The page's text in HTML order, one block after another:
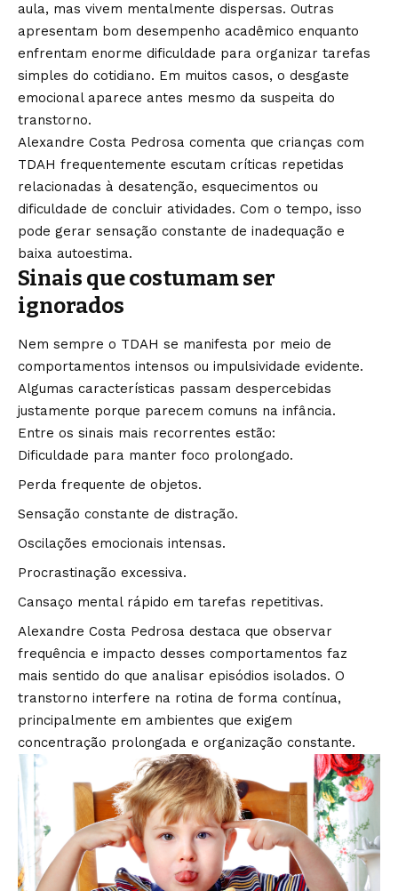
aula, mas vivem mentalmente dispersas. Outras
apresentam bom desempenho acadêmico enquanto
enfrentam enorme dificuldade para organizar tarefas
simples do cotidiano. Em muitos casos, o desgaste
emocional aparece antes mesmo da suspeita do
transtorno.
Alexandre Costa Pedrosa comenta que crianças com
TDAH frequentemente escutam críticas repetidas
relacionadas à desatenção, esquecimentos ou
dificuldade de concluir atividades. Com o tempo, isso
pode gerar sensação constante de inadequação e
baixa autoestima.
Sinais que costumam ser
ignorados
Nem sempre o TDAH se manifesta por meio de
comportamentos intensos ou impulsividade evidente.
Algumas características passam despercebidas
justamente porque parecem comuns na infância.
Entre os sinais mais recorrentes estão:
Dificuldade para manter foco prolongado.
Perda frequente de objetos.
Sensação constante de distração.
Oscilações emocionais intensas.
Procrastinação excessiva.
Cansaço mental rápido em tarefas repetitivas.
Alexandre Costa Pedrosa destaca que observar
frequência e impacto desses comportamentos faz
mais sentido do que analisar episódios isolados. O
transtorno interfere na rotina de forma contínua,
principalmente em ambientes que exigem
concentração prolongada e organização constante.